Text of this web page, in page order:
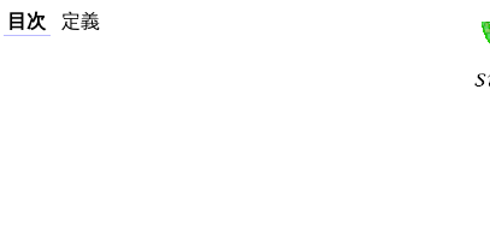
目次 定義